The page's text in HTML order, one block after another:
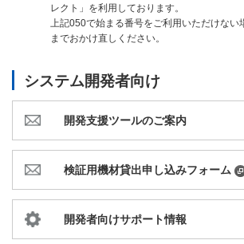
レクト」を利用しております。
上記050で始まる番号をご利用いただけな
までおかけ直しください。
システム開発者向け
開発支援ツールのご案内
検証用機材貸出申し込みフォーム
開発者向けサポート情報